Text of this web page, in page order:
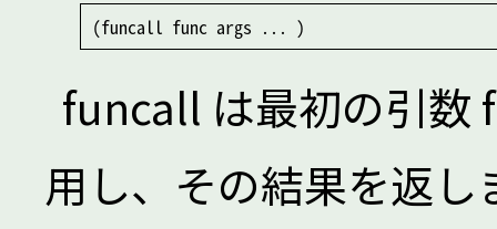
funcall は最初の引数
用し、その結果を返